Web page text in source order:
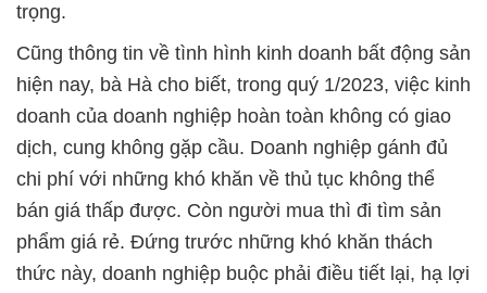
trọng.
Cũng thông tin về tình hình kinh doanh bất động sản
hiện nay, bà Hà cho biết, trong quý 1/2023, việc kinh
doanh của doanh nghiệp hoàn toàn không có giao
dịch, cung không gặp cầu. Doanh nghiệp gánh đủ
chi phí với những khó khăn về thủ tục không thể
bán giá thấp được. Còn người mua thì đi tìm sản
phẩm giá rẻ. Đứng trước những khó khăn thách
thức này, doanh nghiệp buộc phải điều tiết lại, hạ lợi